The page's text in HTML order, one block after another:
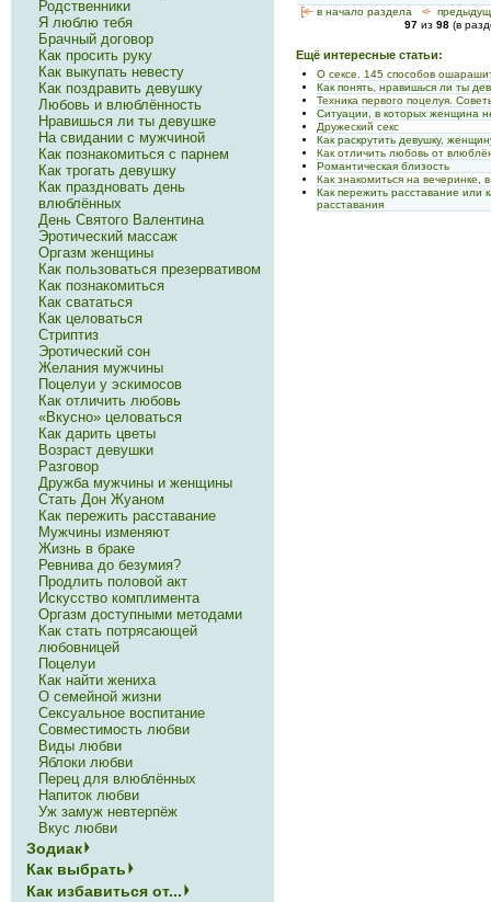
[<— в начало раздела <-
97 из 98 (в
Ещё интересные статьи:
О сексе. 145 способов
Как понять, нравишься ли ты
Техника первого поцелуя.
Ситуации, в которых женщина
Дружеский секс
Как раскрутить девушку,
Как отличить любовь от
Романтическая близость
Как знакомиться на вечеринке,
Как пережить расставание или
расставания
Родственники
Я люблю тебя
Брачный договор
Как просить руку
Как выкупать невесту
Как поздравить девушку
Любовь и влюблённость
Нравишься ли ты девушке
На свидании с мужчиной
Как познакомиться с парнем
Как трогать девушку
Как праздновать день
влюблённых
День Святого Валентина
Эротический массаж
Оргазм женщины
Как пользоваться презервативом
Как познакомиться
Как свататься
Как целоваться
Стриптиз
Эротический сон
Желания мужчины
Поцелуи у эскимосов
Как отличить любовь
«Вкусно» целоваться
Как дарить цветы
Возраст девушки
Разговор
Дружба мужчины и женщины
Стать Дон Жуаном
Как пережить расставание
Мужчины изменяют
Жизнь в браке
Ревнива до безумия?
Продлить половой акт
Искусство комплимента
Оргазм доступными методами
Как стать потрясающей
любовницей
Поцелуи
Как найти жениха
О семейной жизни
Сексуальное воспитание
Совместимость любви
Виды любви
Яблоки любви
Перец для влюблённых
Напиток любви
Уж замуж невтерпёж
Вкус любви
Зодиак
Как выбрать
Как избавиться от...